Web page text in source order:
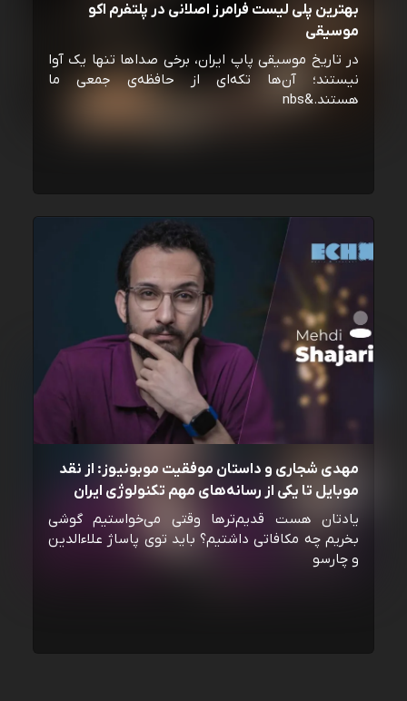
بهترین پلی لیست فرامرز اصلانی در پلتفرم اکو
موسیقی
در تاریخ موسیقی پاپ ایران، برخی صداها تنها یک آوا
نیستند؛ آن‌ها تکه‌ای از حافظه‌ی جمعی ما
هستند.&nbs
مهدی شجاری و داستان موفقیت موبونیوز: از نقد
موبایل تا یکی از رسانه‌‌های مهم تکنولوژی ایران
یادتان هست قدیم‌ترها وقتی می‌خواستیم گوشی
بخریم چه مکافاتی داشتیم؟ باید توی پاساژ علاءالدین
و چارسو